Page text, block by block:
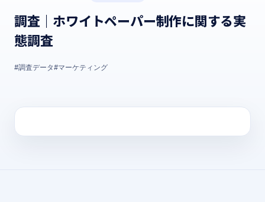
調査｜ホワイトペーパー制作に関する実
態調査
#調査データ#マーケティング